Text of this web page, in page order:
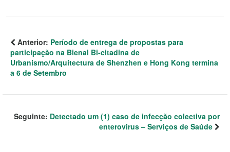
Anterior: Período de entrega de propostas para
participação na Bienal Bi-citadina de
Urbanismo/Arquitectura de Shenzhen e Hong Kong termina
a 6 de Setembro
Seguinte: Detectado um (1) caso de infecção colectiva por
enterovirus – Serviços de Saúde